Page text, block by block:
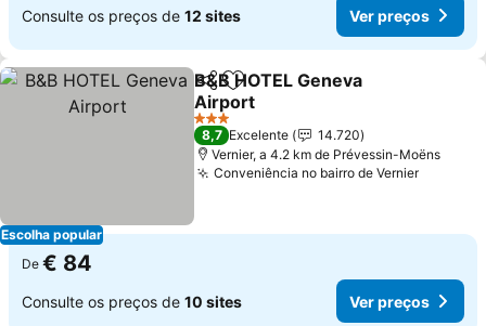
Consulte os preços de 12 sites Ver preços
Escolha popular
PartilharAdicionar aos favoritos
B&B HOTEL Geneva
Airport
Ver preços
3 Estrelas
8,7 Excelente
14.720
Vernier, a 4.2 km de Prévessin-Moëns
Conveniência no bairro de VernierVer
De € 84
Consulte os preços de 10 sites Ver preços